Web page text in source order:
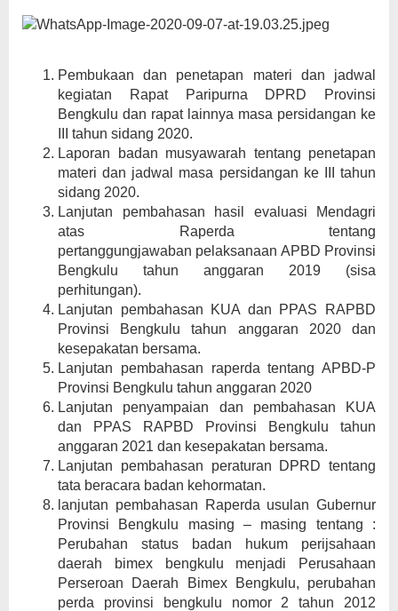
Pembukaan dan penetapan materi dan jadwal
kegiatan Rapat Paripurna DPRD Provinsi
Bengkulu dan rapat lainnya masa persidangan ke
III tahun sidang 2020.
Laporan badan musyawarah tentang penetapan
materi dan jadwal masa persidangan ke III tahun
sidang 2020.
Lanjutan pembahasan hasil evaluasi Mendagri
atas Raperda tentang
pertanggungjawaban pelaksanaan APBD Provinsi
Bengkulu tahun anggaran 2019 (sisa
perhitungan).
Lanjutan pembahasan KUA dan PPAS RAPBD
Provinsi Bengkulu tahun anggaran 2020 dan
kesepakatan bersama.
Lanjutan pembahasan raperda tentang APBD-P
Provinsi Bengkulu tahun anggaran 2020
Lanjutan penyampaian dan pembahasan KUA
dan PPAS RAPBD Provinsi Bengkulu tahun
anggaran 2021 dan kesepakatan bersama.
Lanjutan pembahasan peraturan DPRD tentang
tata beracara badan kehormatan.
lanjutan pembahasan Raperda usulan Gubernur
Provinsi Bengkulu masing – masing tentang :
Perubahan status badan hukum perijsahaan
daerah bimex bengkulu menjadi Perusahaan
Perseroan Daerah Bimex Bengkulu, perubahan
perda provinsi bengkulu nomor 2 tahun 2012